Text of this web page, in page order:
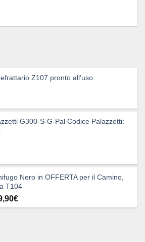
Z107 pronto all'uso
G300-S-G-Pal Codice Palazzetti:
Nero in OFFERTA per il Camino,
T104
€Il
prezzo